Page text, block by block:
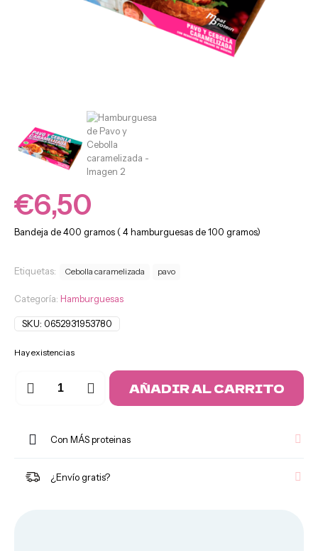
€6,50
Bandeja de 400 gramos ( 4 hamburguesas de 100 gramos)
Etiquetas: Cebolla caramelizada pavo
Categoría: Hamburguesas
SKU: 0652931953780
Hay existencias
caramelizada
AÑADIR AL CARRITO
Con MÁS proteinas
¿Envío gratis?
Panes
Queso